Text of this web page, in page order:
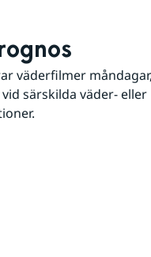
väderfilmer
särskilda väder- eller